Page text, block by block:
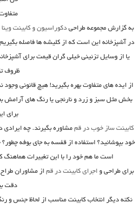
به گزارش مجموعه طراحیدکوراسیون و کابینت
در آشپزخانه این است که از کلیشه ها فاصله
یا از وسایل تزئینی خیلی گران قیمت برای
ظروف
از ایده های متفاوت بهره بگیرید! هیچ قانونی
بخش مثل سبز و زرد و نارنجی یا رنگ های
برای
کابینت ساز خوب در قم مشاوره بگیرند. چه ایرادی
خود بپوشانید؟ استفاده از قفسه به جای بوفه
است ما هم خود را با این تغییرات
برای طراحی و اجرای کابینت در قم از مشاوران
دقت
نکته دیگر انتخاب کابینت مناسب از لحاظ جنس و